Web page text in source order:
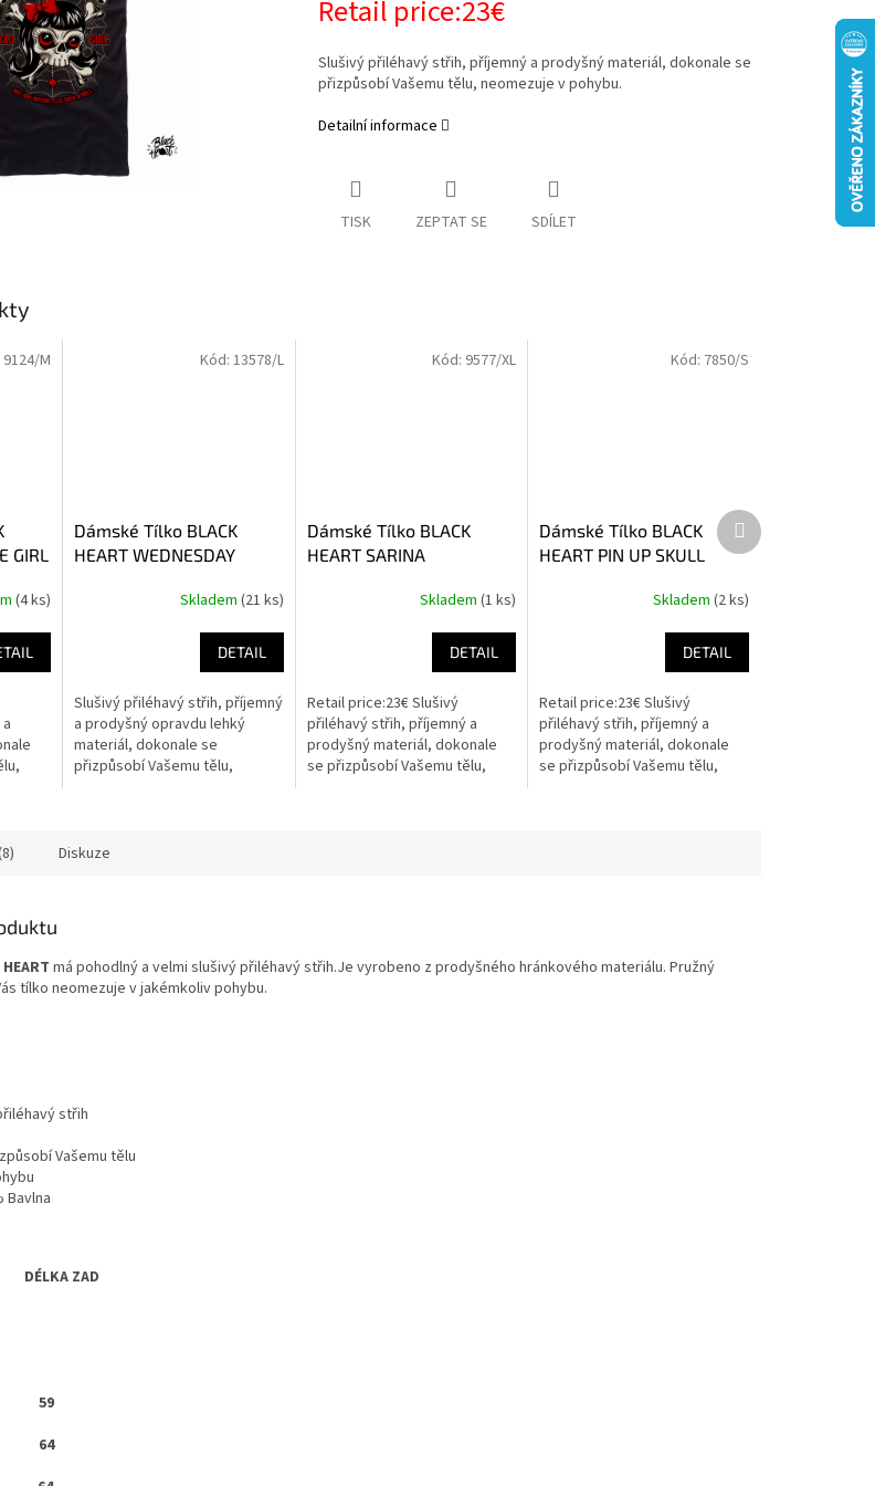
Retail price:23€
Slušivý přiléhavý střih, příjemný a prodyšný materiál, dokonale se
přizpůsobí Vašemu tělu, neomezuje v pohybu.
Detailní informace
TISK ZEPTAT SE SDÍLET
GIRL
(4 ks)
9124/M
Dámské Tílko BLACK
HEART WEDNESDAY
Skladem (21 ks)
DETAIL
Slušivý přiléhavý střih, příjemný
a prodyšný opravdu lehký
materiál, dokonale se
přizpůsobí Vašemu tělu,
Kód: 13578/L
Dámské Tílko BLACK
HEART SARINA
Skladem(1 ks)
DETAIL
Retail price:23€ Slušivý
přiléhavý střih, příjemný a
prodyšný materiál, dokonale
se přizpůsobí Vašemu tělu,
Kód: 9577/XL
Dámské Tílko BLACK
HEART PIN UP SKULL
Skladem (2 ks)
DETAIL
Retail price:23€ Slušivý
přiléhavý střih, příjemný a
prodyšný materiál, dokonale
se přizpůsobí Vašemu tělu,
Kód: 7850/S
Další
produkt
Diskuze
má pohodlný a velmi slušivý přiléhavý střih.Je vyrobeno z prodyšného hránkového materiálu. Pružný
tílko neomezuje v jakémkoliv pohybu.
střih
Vašemu tělu
Bavlna
DÉLKA ZAD
59
64